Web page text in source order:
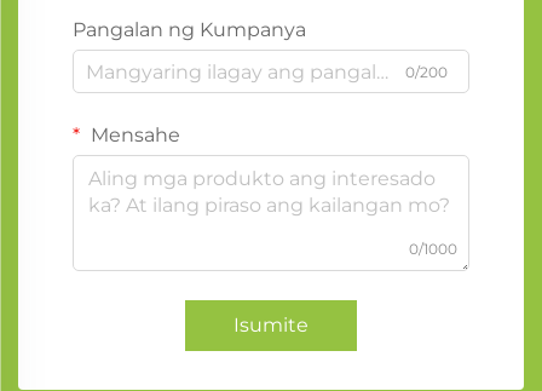
Pangalan ng Kumpanya
0/200
Mensahe
0/1000
Isumite